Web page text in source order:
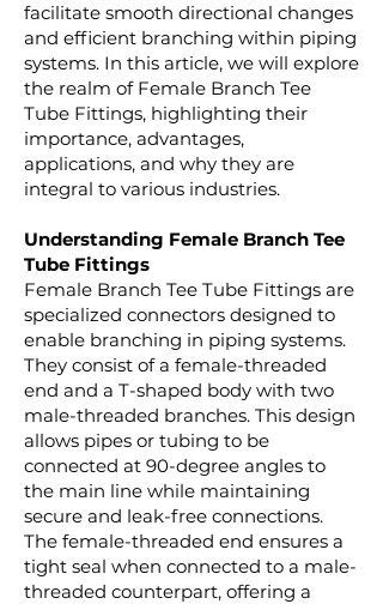
facilitate smooth directional changes
and efficient branching within piping
systems. In this article, we will explore
the realm of Female Branch Tee
Tube Fittings, highlighting their
importance, advantages,
applications, and why they are
integral to various industries.
Understanding Female Branch Tee
Tube Fittings
Female Branch Tee Tube Fittings are
specialized connectors designed to
enable branching in piping systems.
They consist of a female-threaded
end and a T-shaped body with two
male-threaded branches. This design
allows pipes or tubing to be
connected at 90-degree angles to
the main line while maintaining
secure and leak-free connections.
The female-threaded end ensures a
tight seal when connected to a male-
threaded counterpart, offering a